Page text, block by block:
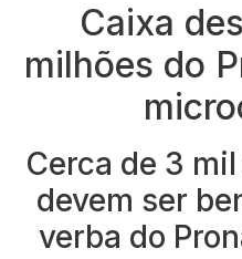
Caixa
milhões do
Cerca de 3
devem ser
verba do